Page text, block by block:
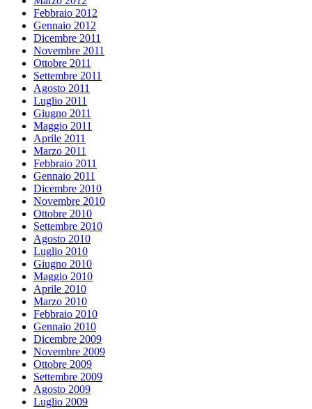
Febbraio 2012
Gennaio 2012
Dicembre 2011
Novembre 2011
Ottobre 2011
Settembre 2011
Agosto 2011
Luglio 2011
Giugno 2011
Maggio 2011
Aprile 2011
Marzo 2011
Febbraio 2011
Gennaio 2011
Dicembre 2010
Novembre 2010
Ottobre 2010
Settembre 2010
Agosto 2010
Luglio 2010
Giugno 2010
Maggio 2010
Aprile 2010
Marzo 2010
Febbraio 2010
Gennaio 2010
Dicembre 2009
Novembre 2009
Ottobre 2009
Settembre 2009
Agosto 2009
Luglio 2009